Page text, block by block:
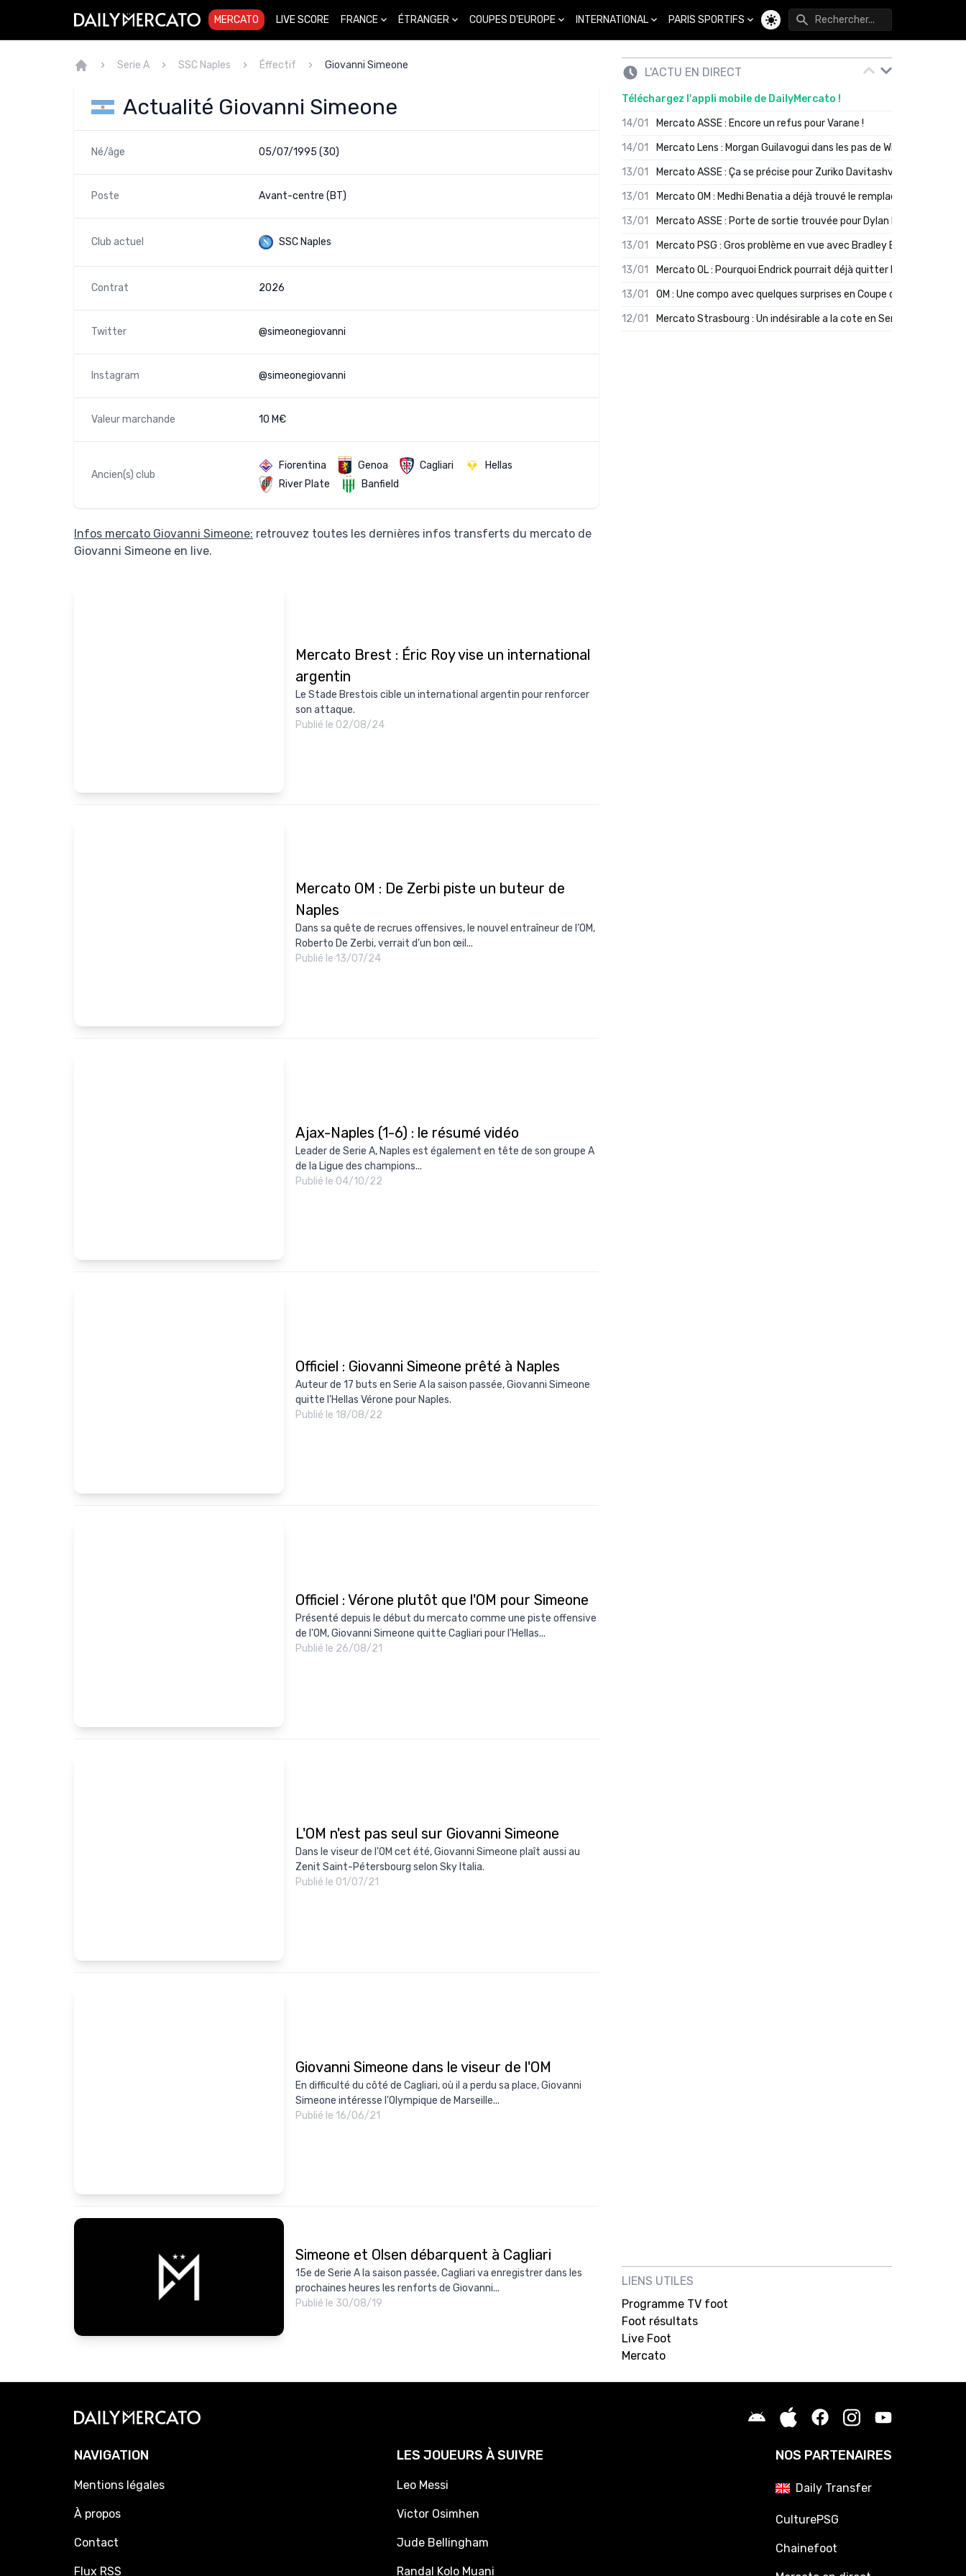
MERCATO LIVE SCORE FRANCE ÉTRANGER COUPES D'EUROPE INTERNATIONAL PARIS SPORTIFS
Changer de thème
Serie A SSC Naples Éffectif Giovanni Simeone
Actualité Giovanni Simeone
Né/âge 05/07/1995 (30)
Poste Avant-centre (BT)
Club actuel SSC Naples
Contrat 2026
Twitter @simeonegiovanni
Instagram @simeonegiovanni
Valeur marchande 10 M€
Ancien(s) club
Fiorentina Genoa Cagliari
Hellas
River Plate
Banfield
Infos mercato Giovanni Simeone: retrouvez toutes les dernières infos transferts du mercato de
Giovanni Simeone en live.
Mercato Brest : Éric Roy vise un international
argentin
Le Stade Brestois cible un international argentin pour renforcer
son attaque.
Publié le 02/08/24
Mercato OM : De Zerbi piste un buteur de
Naples
Dans sa quête de recrues offensives, le nouvel entraîneur de l’OM,
Roberto De Zerbi, verrait d’un bon œil...
Publié le 13/07/24
Ajax-Naples (1-6) : le résumé vidéo
Leader de Serie A, Naples est également en tête de son groupe A
de la Ligue des champions...
Publié le 04/10/22
Officiel : Giovanni Simeone prêté à Naples
Auteur de 17 buts en Serie A la saison passée, Giovanni Simeone
quitte l'Hellas Vérone pour Naples.
Publié le 18/08/22
Officiel : Vérone plutôt que l'OM pour Simeone
Présenté depuis le début du mercato comme une piste offensive
de l'OM, Giovanni Simeone quitte Cagliari pour l'Hellas...
Publié le 26/08/21
L'OM n'est pas seul sur Giovanni Simeone
Dans le viseur de l'OM cet été, Giovanni Simeone plaît aussi au
Zenit Saint-Pétersbourg selon Sky Italia.
Publié le 01/07/21
Giovanni Simeone dans le viseur de l'OM
En difficulté du côté de Cagliari, où il a perdu sa place, Giovanni
Simeone intéresse l'Olympique de Marseille...
Publié le 16/06/21
Simeone et Olsen débarquent à Cagliari
15e de Serie A la saison passée, Cagliari va enregistrer dans les
prochaines heures les renforts de Giovanni...
Publié le 30/08/19
L'ACTU EN DIRECT
Téléchargez l'appli mobile de DailyMercato !
14/01
Mercato ASSE : Encore un refus pour Varane !
14/01
Mercato Lens : Morgan Guilavogui dans les pas de Will Still ?
13/01
Mercato ASSE : Ça se précise pour Zuriko Davitashvili
13/01
Mercato OM : Medhi Benatia a déjà trouvé le remplaçant de Robinio
13/01
Mercato ASSE : Porte de sortie trouvée pour Dylan Batubinsika
13/01
Mercato PSG : Gros problème en vue avec Bradley Barcola ?
13/01
Mercato OL : Pourquoi Endrick pourrait déjà quitter Lyon en janvier
13/01
OM : Une compo avec quelques surprises en Coupe de France
12/01
Mercato Strasbourg : Un indésirable a la cote en Serie A
LIENS UTILES
Programme TV foot
Foot résultats
Live Foot
Mercato
NAVIGATION
Mentions légales
À propos
Contact
Flux RSS
LES JOUEURS À SUIVRE
Leo Messi
Victor Osimhen
Jude Bellingham
Randal Kolo Muani
NOS PARTENAIRES
Daily Transfer
CulturePSG
Chainefoot